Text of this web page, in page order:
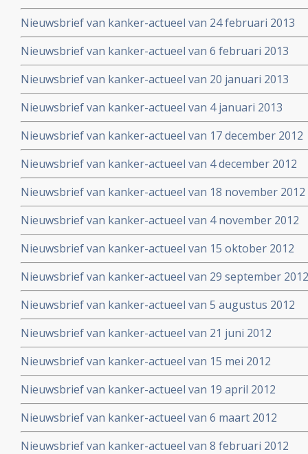
Nieuwsbrief van kanker-actueel van 24 februari 2013
Nieuwsbrief van kanker-actueel van 6 februari 2013
Nieuwsbrief van kanker-actueel van 20 januari 2013
Nieuwsbrief van kanker-actueel van 4 januari 2013
Nieuwsbrief van kanker-actueel van 17 december 2012
Nieuwsbrief van kanker-actueel van 4 december 2012
Nieuwsbrief van kanker-actueel van 18 november 2012
Nieuwsbrief van kanker-actueel van 4 november 2012
Nieuwsbrief van kanker-actueel van 15 oktober 2012
Nieuwsbrief van kanker-actueel van 29 september
Nieuwsbrief van kanker-actueel van 5 augustus 2012
Nieuwsbrief van kanker-actueel van 21 juni 2012
Nieuwsbrief van kanker-actueel van 15 mei 2012
Nieuwsbrief van kanker-actueel van 19 april 2012
Nieuwsbrief van kanker-actueel van 6 maart 2012
Nieuwsbrief van kanker-actueel van 8 februari 2012